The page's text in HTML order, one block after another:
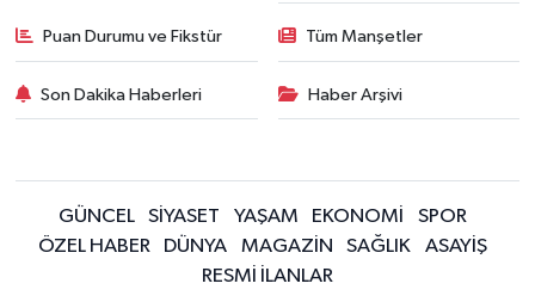
Puan Durumu ve Fikstür Tüm Manşetler
Son Dakika Haberleri Haber Arşivi
GÜNCEL SİYASET YAŞAM EKONOMİ
SPOR
ÖZEL HABER
DÜNYA MAGAZİN SAĞLIK
ASAYİŞ
RESMİ İLANLAR